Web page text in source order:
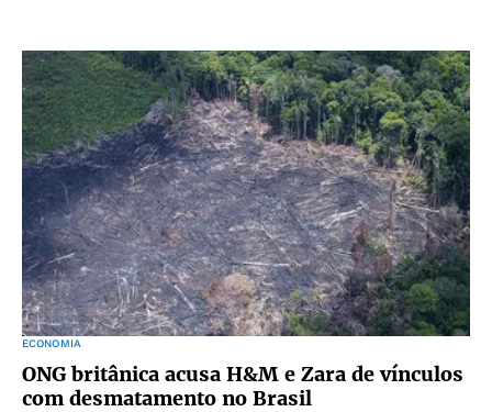
ECONOMIA
ONG britânica acusa H&M e Zara de vínculos
com desmatamento no Brasil